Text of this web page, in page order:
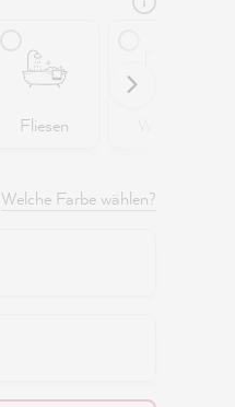
Fliesen
Welche Farbe wählen?